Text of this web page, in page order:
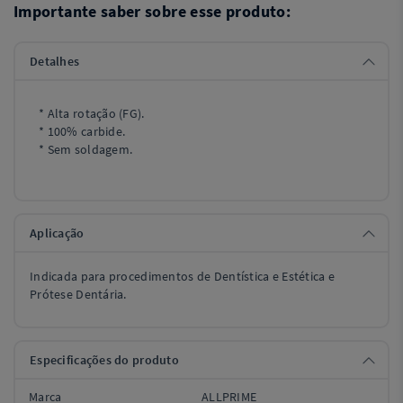
Importante saber sobre esse produto:
Detalhes
* Alta rotação (FG).
* 100% carbide.
* Sem soldagem.
Aplicação
Indicada para procedimentos de Dentística e Estética e
Prótese Dentária.
Especificações do produto
Marca ALLPRIME